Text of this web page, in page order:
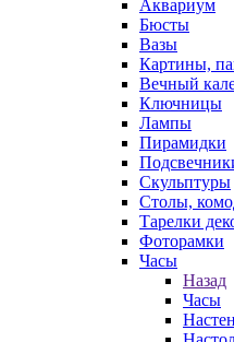
Аквариум
Бюсты
Вазы
Картины,
Вечный
Ключницы
Лампы
Пирамидки
Скульптуры
Столы,
Тарелки
Фоторамки
Часы
Назад
Часы